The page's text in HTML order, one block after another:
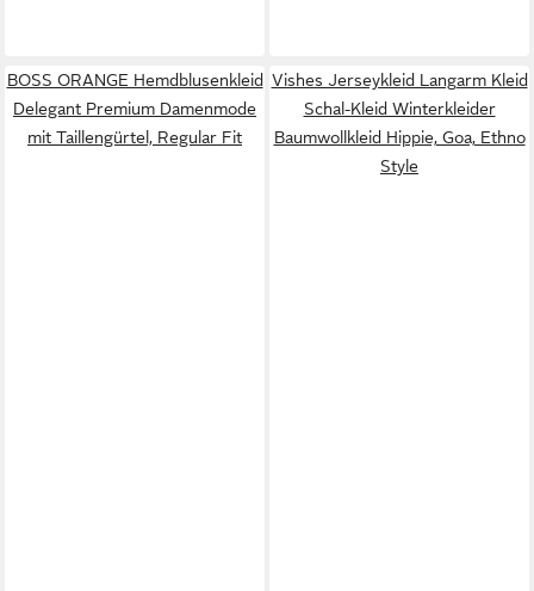
BOSS ORANGE Hemdblusenkleid
Delegant Premium Damenmode
mit Taillengürtel, Regular Fit
Vishes Jerseykleid Langarm Kleid
Schal-Kleid Winterkleider
Baumwollkleid Hippie, Goa, Ethno
Style